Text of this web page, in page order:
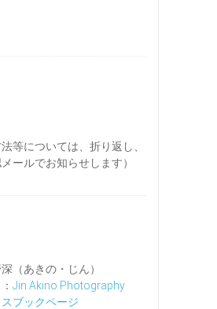
法等については、折り返し、
ールでお知らせします）
（あきの・じん）
Jin Akino Photography
ブックページ